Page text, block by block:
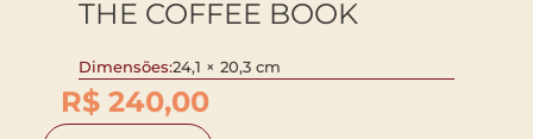
THE COFFEE BOOK
Dimensões:24,1 × 20,3 cm
R$ 240,00